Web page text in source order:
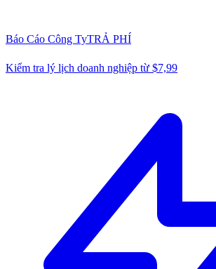
Báo Cáo Công TyTRẢ PHÍ
Kiểm tra lý lịch doanh nghiệp từ $7,99